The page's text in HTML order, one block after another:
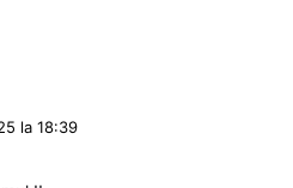
la 18:39